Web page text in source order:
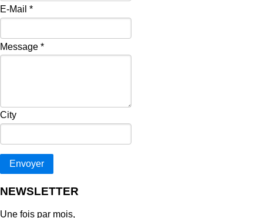
E-Mail *
Message *
City
Envoyer
NEWSLETTER
Une fois par mois,